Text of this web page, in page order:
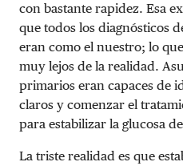
con bastante rapidez. Esa
que todos los diagnósticos
eran como el nuestro; lo
muy lejos de la realidad.
primarios eran capaces de
claros y comenzar el
para estabilizar la glucosa
La triste realidad es que